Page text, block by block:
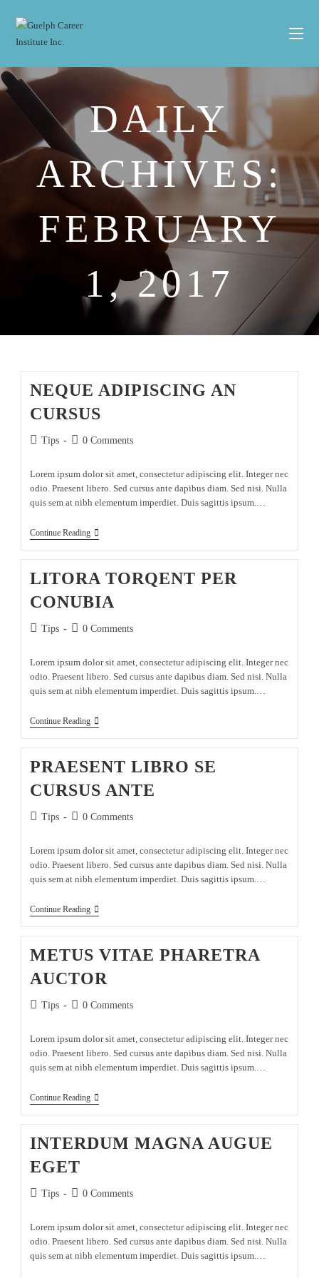
DAILY
ARCHIVES:
FEBRUARY
1, 2017
NEQUE ADIPISCING AN
CURSUS
Tips 0 Comments
Lorem ipsum dolor sit amet, consectetur adipiscing elit. Integer nec
odio. Praesent libero. Sed cursus ante dapibus diam. Sed nisi. Nulla
quis sem at nibh elementum imperdiet. Duis sagittis ipsum.…
Continue Reading
LITORA TORQENT PER
CONUBIA
Tips 0 Comments
Lorem ipsum dolor sit amet, consectetur adipiscing elit. Integer nec
odio. Praesent libero. Sed cursus ante dapibus diam. Sed nisi. Nulla
quis sem at nibh elementum imperdiet. Duis sagittis ipsum.…
Continue Reading
PRAESENT LIBRO SE
CURSUS ANTE
Tips 0 Comments
Lorem ipsum dolor sit amet, consectetur adipiscing elit. Integer nec
odio. Praesent libero. Sed cursus ante dapibus diam. Sed nisi. Nulla
quis sem at nibh elementum imperdiet. Duis sagittis ipsum.…
Continue Reading
METUS VITAE PHARETRA
AUCTOR
Tips 0 Comments
Lorem ipsum dolor sit amet, consectetur adipiscing elit. Integer nec
odio. Praesent libero. Sed cursus ante dapibus diam. Sed nisi. Nulla
quis sem at nibh elementum imperdiet. Duis sagittis ipsum.…
Continue Reading
INTERDUM MAGNA AUGUE
EGET
Tips 0 Comments
Lorem ipsum dolor sit amet, consectetur adipiscing elit. Integer nec
odio. Praesent libero. Sed cursus ante dapibus diam. Sed nisi. Nulla
quis sem at nibh elementum imperdiet. Duis sagittis ipsum.…